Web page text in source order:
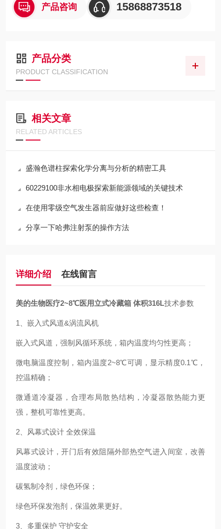
产品咨询 15868873518
产品分类
PRODUCT CLASSIFICATION
相关文章
RELATED ARTICLES
盛瀚色谱柱探索化学分离与分析的精密工具
60229100非水相电极探索新能源领域的关键技术
在使用零级空气发生器前应做好这些检查！
分享一下哈弗注射泵的操作方法
详细介绍 在线留言
美的生物医疗2~8℃医用立式冷藏箱 体积316L技术参数
1、嵌入式风道&涡流风机
嵌入式风道，强制风循环系统，箱内温度均匀性更高；
微电脑温度控制，箱内温度2~8℃可调，显示精度0.1℃，
控温精确；
微通道冷凝器，合理布局散热结构，冷凝器散热能力更
强，整机可靠性更高。
2、风幕式设计 全效保温
风幕式设计，开门后有效阻隔外部热空气进入间室，改善
温度波动；
碳氢制冷剂，绿色环保；
绿色环保发泡剂，保温效果更好。
3、多重保护 守护安全